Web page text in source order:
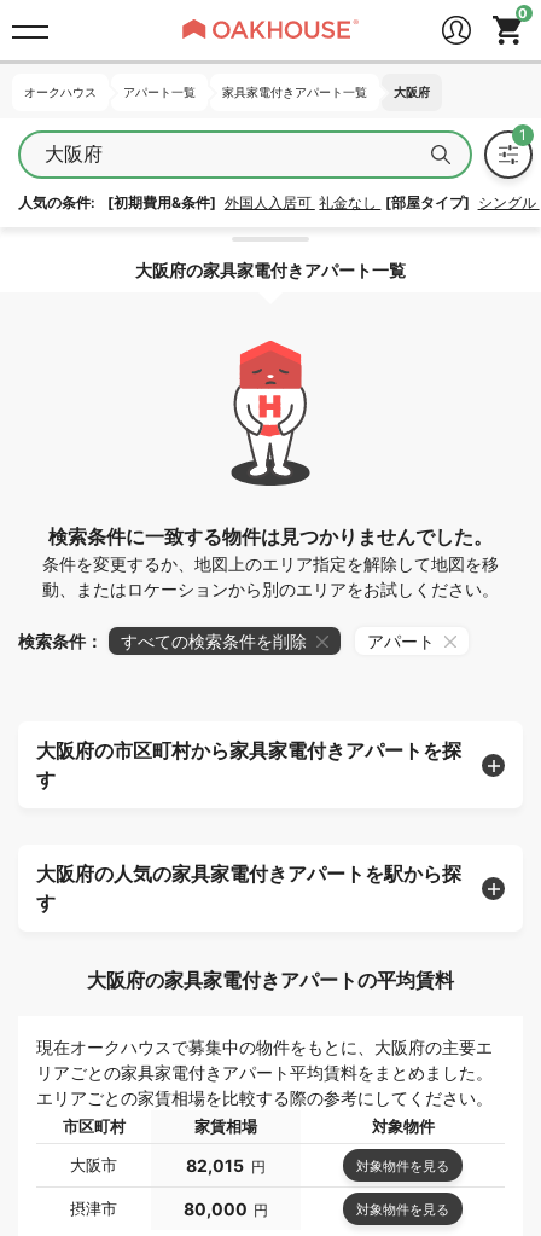
オークハウス アパート一覧 家具家電付きアパート一覧 大阪府
大阪府
人気の条件: [初期費用&条件] 外国人入居可 礼金なし [部屋タイプ] シングル
エリア指定を解除する
大阪府の家具家電付きアパート一覧
検索条件に一致する物件は見つかりませんでした。
条件を変更するか、地図上のエリア指定を解除して地図を移
動、またはロケーションから別のエリアをお試しください。
検索条件： すべての検索条件を削除 アパート
大阪府の市区町村から家具家電付きアパートを探
す
大阪府の人気の家具家電付きアパートを駅から探
す
大阪府の家具家電付きアパートの平均賃料
現在オークハウスで募集中の物件をもとに、大阪府の主要エ
リアごとの家具家電付きアパート平均賃料をまとめました。
エリアごとの家賃相場を比較する際の参考にしてください。
市区町村 家賃相場
対象物件
大阪市
82,015 円 対象物件を見る
摂津市 80,000 円 対象物件を見る
オークハウス アパート一覧 家具家電付きアパート一覧 大阪府